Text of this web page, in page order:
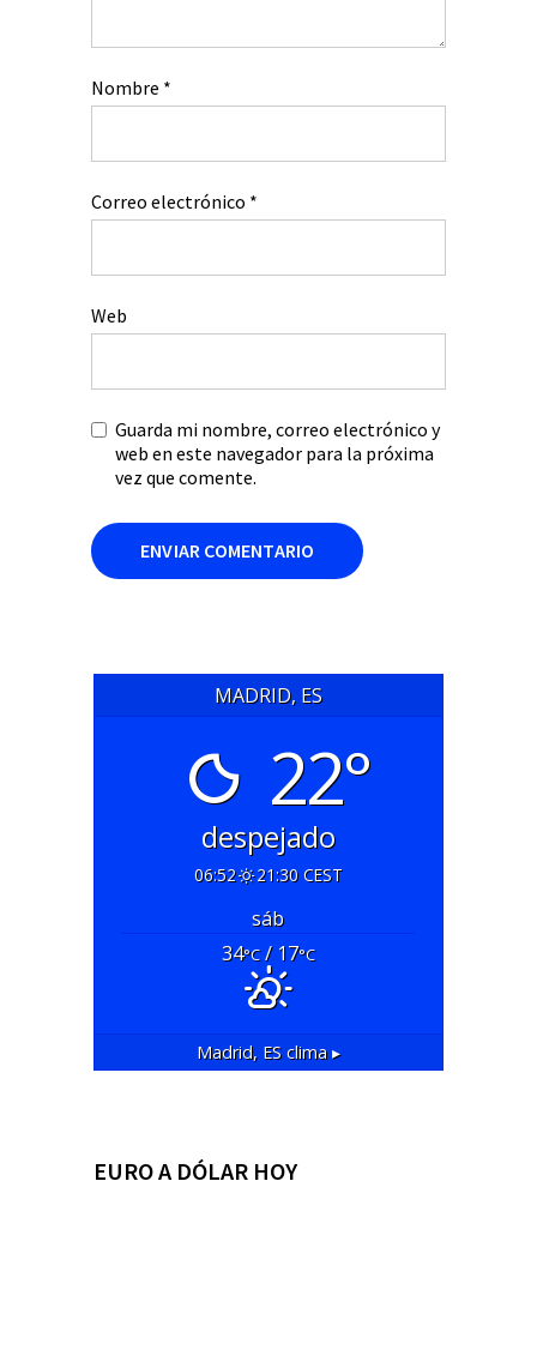
Nombre *
Correo electrónico *
Web
Guarda mi nombre, correo electrónico y
web en este navegador para la próxima
vez que comente.
MADRID, ES
22°
despejado
06:52 21:30 CEST
sáb
34°C/ 17°C
Madrid, ES clima ▸
EURO A DÓLAR HOY